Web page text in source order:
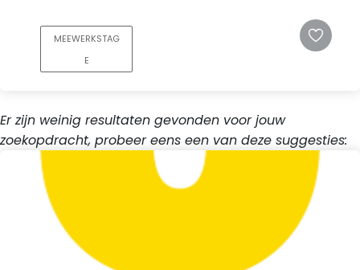
MEEWERKSTAG
E
Er zijn weinig resultaten gevonden voor jouw
zoekopdracht, probeer eens een van deze suggesties: